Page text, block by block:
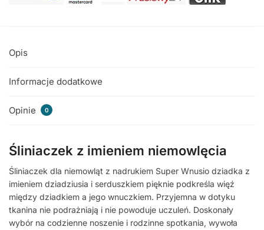
Opis
Informacje dodatkowe
Opinie 0
Śliniaczek z imieniem niemowlęcia
Śliniaczek dla niemowląt z nadrukiem Super Wnusio dziadka z
imieniem dziadziusia i serduszkiem pięknie podkreśla więź
między dziadkiem a jego wnuczkiem. Przyjemna w dotyku
tkanina nie podrażniają i nie powoduje uczuleń. Doskonały
wybór na codzienne noszenie i rodzinne spotkania, wywoła